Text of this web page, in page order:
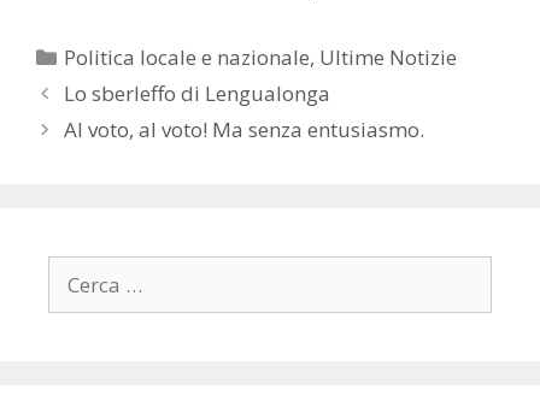
Categorie
Politica locale e nazionale, Ultime Notizie
Lo sberleffo di Lengualonga
Al voto, al voto! Ma senza entusiasmo.
per: